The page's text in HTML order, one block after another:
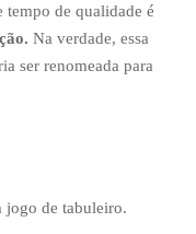
tempo de qualidade é
Na verdade, essa
ser renomeada para
jogo de tabuleiro.